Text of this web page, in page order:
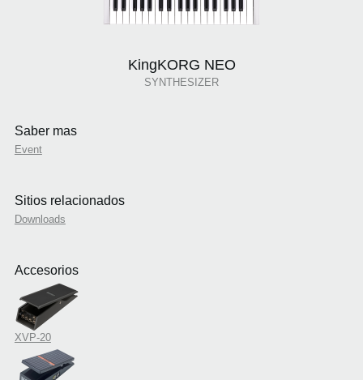
KingKORG NEO
SYNTHESIZER
Saber mas
Event
Sitios relacionados
Downloads
Accesorios
XVP-20